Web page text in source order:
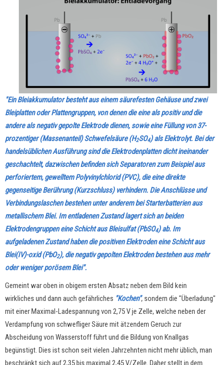
"Ein Bleiakkumulator besteht aus einem säurefesten Gehäuse und zwei
Bleiplatten oder Plattengruppen, von denen die eine als positiv und die
andere als negativ gepolte Elektrode dienen, sowie eine Füllung von 37-
prozentiger (Massenanteil) Schwefelsäure (H2SO4) als Elektrolyt. Bei der
handelsüblichen Ausführung sind die Elektrodenplatten dicht ineinander
geschachtelt, dazwischen befinden sich Separatoren zum Beispiel aus
perforiertem, gewelltem Polyvinylchlorid (PVC), die eine direkte
gegenseitige Berührung (Kurzschluss) verhindern. Die Anschlüsse und
Verbindungslaschen bestehen unter anderem bei Starterbatterien aus
metallischem Blei. Im entladenen Zustand lagert sich an beiden
Elektrodengruppen eine Schicht aus Bleisulfat (PbSO4) ab. Im
aufgeladenen Zustand haben die positiven Elektroden eine Schicht aus
Blei(IV)-oxid (PbO2), die negativ gepolten Elektroden bestehen aus mehr
oder weniger porösem Blei".
Gemeint war oben in obigem ersten Absatz neben dem Bild kein
wirkliches und dann auch gefährliches "Kochen", sondern die "Überladung"
mit einer Maximal-Ladespannung von 2,75 V je Zelle, welche neben der
Verdampfung von schwefliger Säure mit ätzendem Geruch zur
Abscheidung von Wasserstoff führt und die Bildung von Knallgas
begünstigt. Dies ist schon seit vielen Jahrzehnten nicht mehr üblich, man
beschränkt sich auf 2,35 bis maximal 2,45 V/Zelle. Daher stellt in dem